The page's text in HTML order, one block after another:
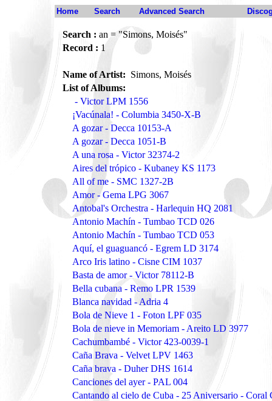
Home Search Advanced Search
Search : an = "Simons, Moisés"
Record : 1
Name of Artist: Simons, Moisés
List of Albums:
- Victor LPM 1556
¡Vacúnala! - Columbia 3450-X-B
A gozar - Decca 10153-A
A gozar - Decca 1051-B
A una rosa - Victor 32374-2
Aires del trópico - Kubaney KS 1173
All of me - SMC 1327-2B
Amor - Gema LPG 3067
Antobal's Orchestra - Harlequin HQ 2081
Antonio Machín - Tumbao TCD 026
Antonio Machín - Tumbao TCD 053
Aquí, el guaguancó - Egrem LD 3174
Arco Iris latino - Cisne CIM 1037
Basta de amor - Victor 78112-B
Bella cubana - Remo LPR 1539
Blanca navidad - Adria 4
Bola de Nieve 1 - Foton LPF 035
Bola de nieve in Memoriam - Areito LD 3977
Cachumbambé - Victor 423-0039-1
Caña Brava - Velvet LPV 1463
Caña brava - Duher DHS 1614
Canciones del ayer - PAL 004
Cantando al cielo de Cuba - 25 Aniversario - Coral